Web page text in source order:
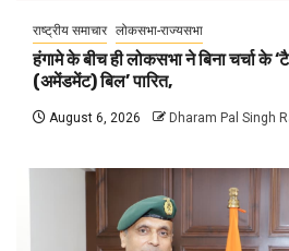
राष्ट्रीय समाचार लोकसभा-राज्यसभा
हंगामे के बीच ही लोकसभा ने बिना चर्चा
(अमेंडमेंट) बिल’ पारित,
August 6, 2026 Dharam Pal Singh